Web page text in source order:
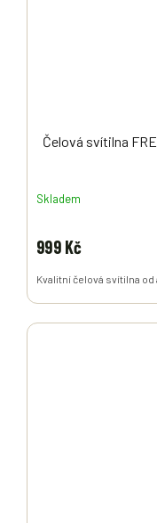
Čelová svítilna
Skladem
999 Kč
Kvalitní čelová svítilna